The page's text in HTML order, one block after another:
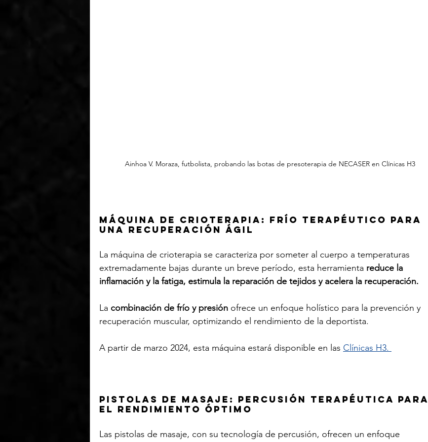
Ainhoa V. Moraza, futbolista, probando las botas de presoterapia de NECASER en Clínicas H3
Máquina de crioterapia: frío terapéutico para
una recuperación ágil
La máquina de crioterapia se caracteriza por someter al cuerpo a temperaturas
extremadamente bajas durante un breve período, esta herramienta reduce la
inflamación y la fatiga, estimula la reparación de tejidos y acelera la recuperación.
La combinación de frío y presión ofrece un enfoque holístico para la prevención y
recuperación muscular, optimizando el rendimiento de la deportista.
A partir de marzo 2024, esta máquina estará disponible en las Clínicas H3.
Pistolas de masaje: percusión terapéutica para
el rendimiento óptimo
Las pistolas de masaje, con su tecnología de percusión, ofrecen un enfoque